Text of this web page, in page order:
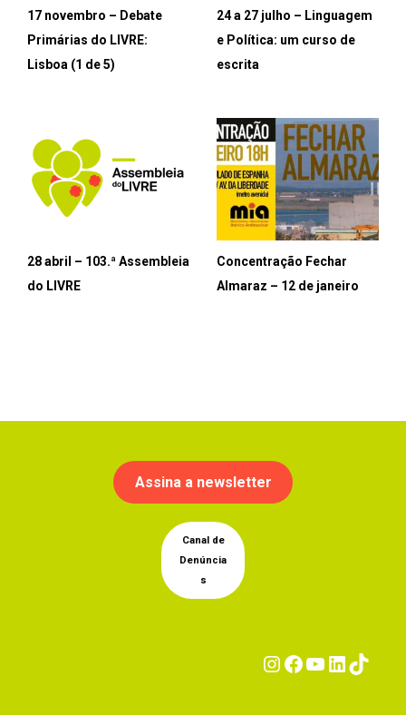
17 novembro – Debate
Primárias do LIVRE:
Lisboa (1 de 5)
24 a 27 julho – Linguagem
e Política: um curso de
escrita
28 abril – 103.ª Assembleia
do LIVRE
Concentração Fechar
Almaraz – 12 de janeiro
Assina a newsletter
Canal de
Denúncia
s
Instagram
Facebook